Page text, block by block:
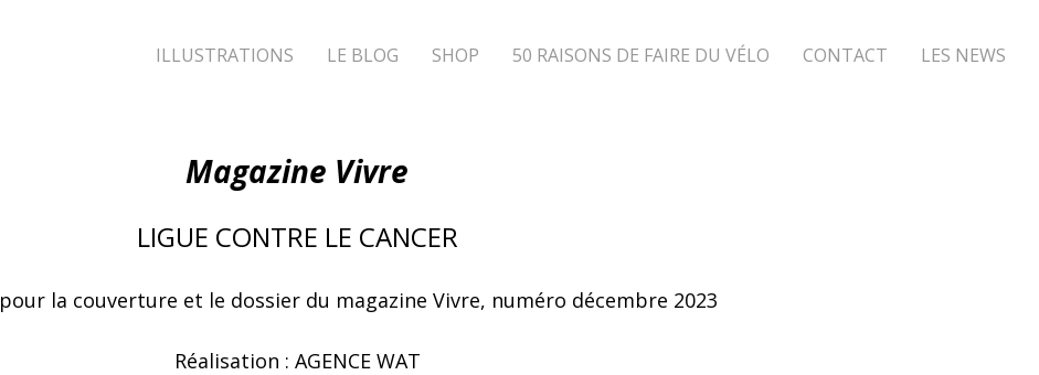
ILLUSTRATIONS LE BLOG SHOP 50 RAISONS DE FAIRE DU VÉLO CONTACT LES NEWS
Magazine Vivre
LIGUE CONTRE LE CANCER
la couverture et le dossier du magazine Vivre, numéro décembre 2023
Réalisation : AGENCE WAT